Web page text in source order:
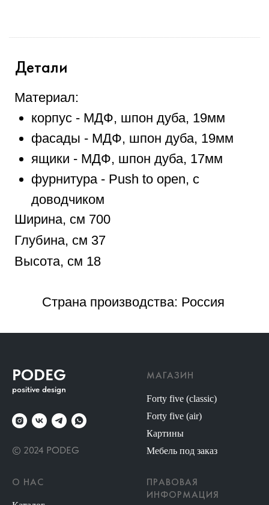
PODEG
positive design
© 2024 PODEG
МАГАЗИН
Forty five (classic)
Forty five (air)
Картины
Мебель под заказ
О НАС
ПРАВОВАЯ
ИНФОРМАЦИЯ